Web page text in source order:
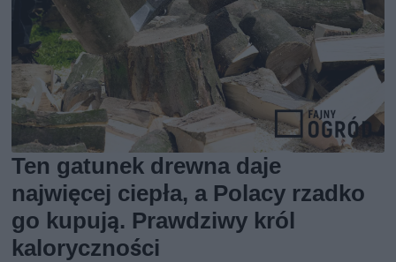
Ten gatunek drewna daje
najwięcej ciepła, a Polacy rzadko
go kupują. Prawdziwy król
kaloryczności